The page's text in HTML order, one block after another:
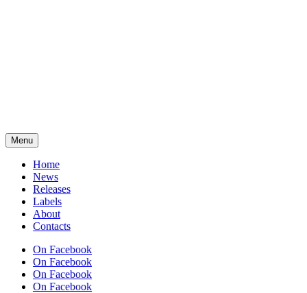
Menu
Home
News
Releases
Labels
About
Contacts
On Facebook
On Facebook
On Facebook
On Facebook